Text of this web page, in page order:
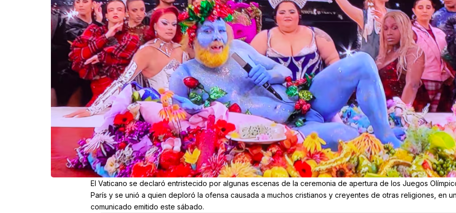
El Vaticano se declaró entristecido por algunas escenas de la ceremonia de apertura de los Juegos
París y se unió a quien deploró la ofensa causada a muchos cristianos y creyentes de otras religiones, en un
comunicado emitido este sábado.